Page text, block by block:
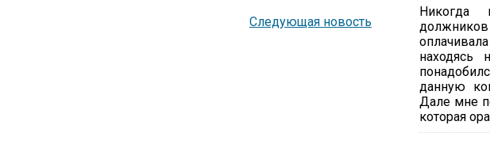
Следующая новость
Никогда
находясь
данную
Дале мне
которая